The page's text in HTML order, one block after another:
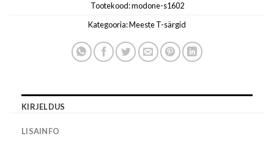
Tootekood:modone-s1602
Kategooria:Meeste T-särgid
KIRJELDUS
LISAINFO